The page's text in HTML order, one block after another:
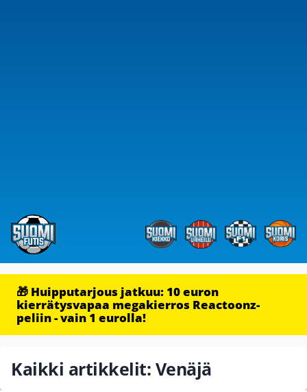
🎁 Huipputarjous jatkuu: 10 euron
kierrätysvapaa megakierros Reactoonz-
peliin - vain 1 eurolla!
Kaikki artikkelit: Venäjä